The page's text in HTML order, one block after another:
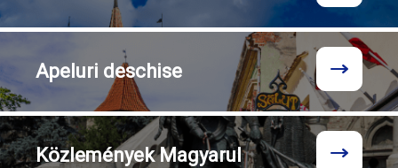
Apeluri deschise
KözleményekMagyarul